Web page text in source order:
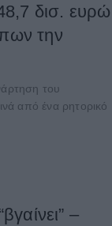
δισ. ευρώ
την
του
από ένα ρητορικό
–